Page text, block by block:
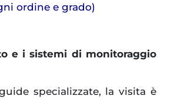
ordine e grado)
e i sistemi di monitoraggio
specializzate, la visita è